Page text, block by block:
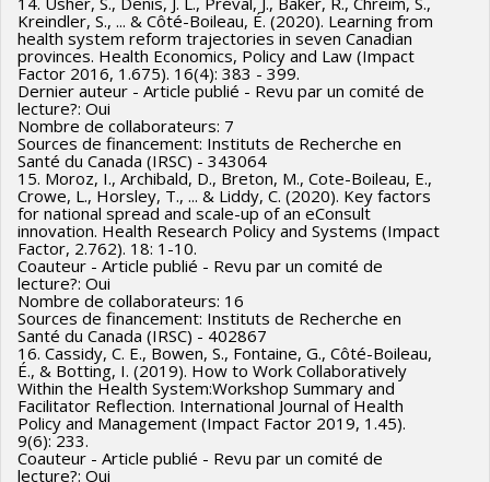
Kreindler, S., ... & Côté-Boileau, É. (2020). Learning from
health system reform trajectories in seven Canadian
provinces. Health Economics, Policy and Law (Impact
Factor 2016, 1.675). 16(4): 383 - 399.
Dernier auteur - Article publié - Revu par un comité de
lecture?: Oui
Nombre de collaborateurs: 7
Sources de financement: Instituts de Recherche en
Santé du Canada (IRSC) - 343064
15. Moroz, I., Archibald, D., Breton, M., Cote-Boileau, E.,
Crowe, L., Horsley, T., ... & Liddy, C. (2020). Key factors
for national spread and scale-up of an eConsult
innovation. Health Research Policy and Systems (Impact
Factor, 2.762). 18: 1-10.
Coauteur - Article publié - Revu par un comité de
lecture?: Oui
Nombre de collaborateurs: 16
Sources de financement: Instituts de Recherche en
Santé du Canada (IRSC) - 402867
16. Cassidy, C. E., Bowen, S., Fontaine, G., Côté-Boileau,
É., & Botting, I. (2019). How to Work Collaboratively
Within the Health System:Workshop Summary and
Facilitator Reflection. International Journal of Health
Policy and Management (Impact Factor 2019, 1.45).
9(6): 233.
Coauteur - Article publié - Revu par un comité de
lecture?: Oui